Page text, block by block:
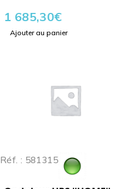
1 685,30€
Ajouter au panier
Réf. : 581315